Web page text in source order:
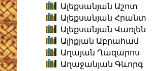
Ալեքսանյան Աշոտ
Ալեքսանյան Հրանտ
Ալեքսանյան Վառլեն
Ալիքյան Աբրահամ
Աղայան Ղազարոս
Աղաջանյան Գևորգ